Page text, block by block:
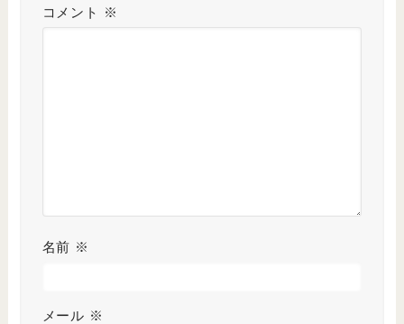
コメント ※
名前 ※
メール ※